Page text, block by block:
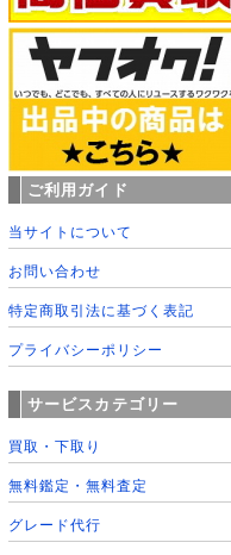
ご利用ガイド
当サイトについて
お問い合わせ
特定商取引法に基づく表記
プライバシーポリシー
サービスカテゴリー
買取・下取り
無料鑑定・無料査定
グレード代行